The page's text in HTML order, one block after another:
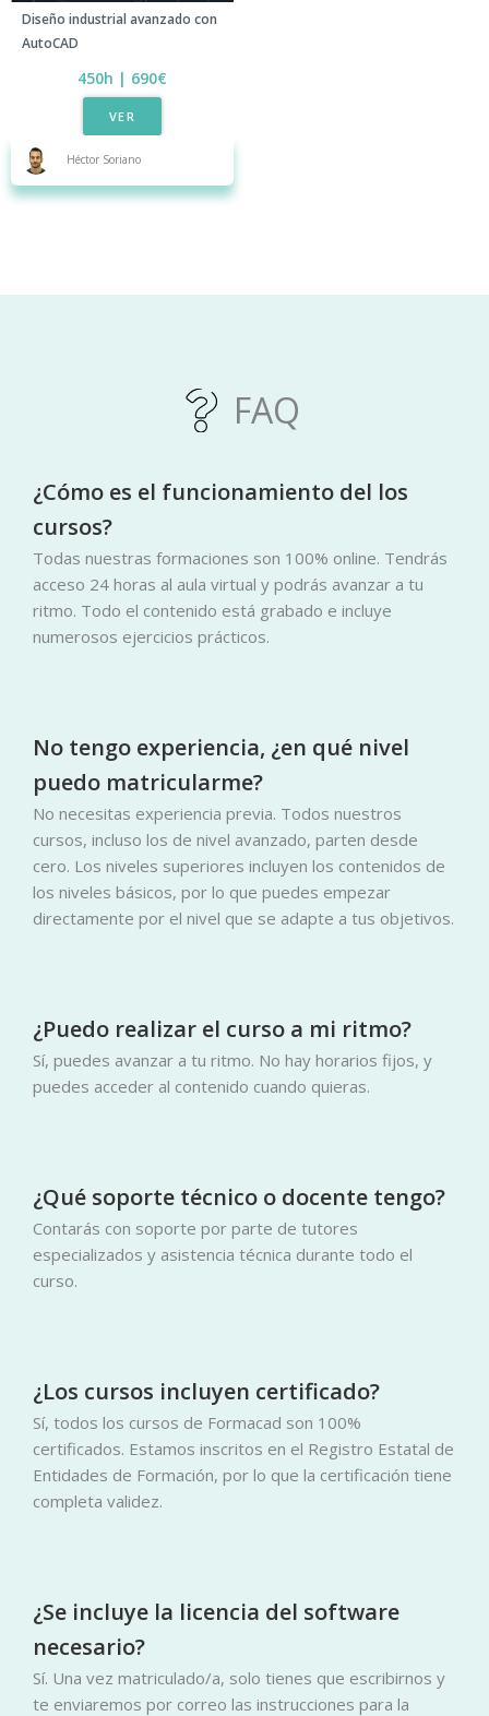
Diseño industrial avanzado con
AutoCAD
450h | 690€​
VER
Héctor Soriano
FAQ
¿Cómo es el funcionamiento del los
cursos?
Todas nuestras formaciones son 100% online. Tendrás
acceso 24 horas al aula virtual y podrás avanzar a tu
ritmo. Todo el contenido está grabado e incluye
numerosos ejercicios prácticos.
No tengo experiencia, ¿en qué nivel
puedo matricularme?
No necesitas experiencia previa. Todos nuestros
cursos, incluso los de nivel avanzado, parten desde
cero. Los niveles superiores incluyen los contenidos de
los niveles básicos, por lo que puedes empezar
directamente por el nivel que se adapte a tus objetivos.
¿Puedo realizar el curso a mi ritmo?
Sí, puedes avanzar a tu ritmo. No hay horarios fijos, y
puedes acceder al contenido cuando quieras.
¿Qué soporte técnico o docente tengo?
Contarás con soporte por parte de tutores
especializados y asistencia técnica durante todo el
curso.
¿Los cursos incluyen certificado?
Sí, todos los cursos de Formacad son 100%
certificados. Estamos inscritos en el Registro Estatal de
Entidades de Formación, por lo que la certificación tiene
completa validez.
¿Se incluye la licencia del software
necesario?
Sí. Una vez matriculado/a, solo tienes que escribirnos y
te enviaremos por correo las instrucciones para la